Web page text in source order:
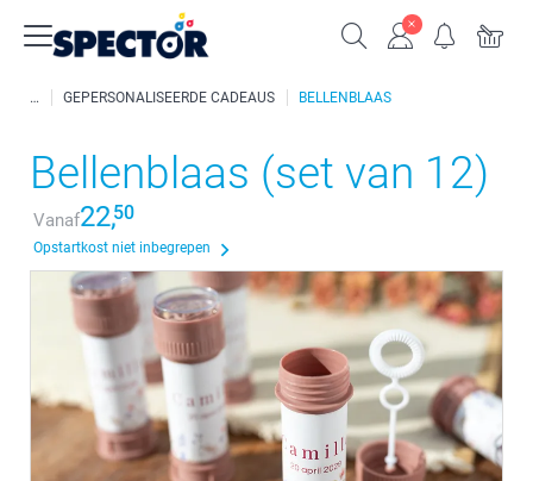
GEPERSONALISEERDE CADEAUS BELLENBLAAS
Bellenblaas (set van 12)
Vanaf22,50
Opstartkost niet inbegrepen